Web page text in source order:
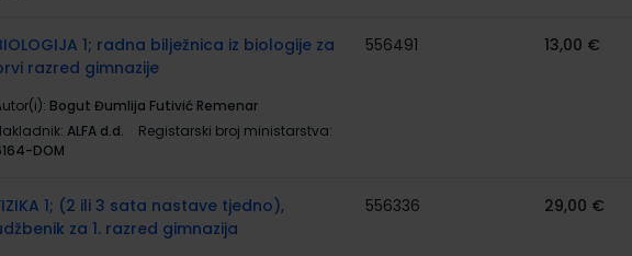
1; radna bilježnica iz biologije za
razred gimnazije
Bogut Đumlija Futivić Remenar
ALFA d.d.
Registarski broj ministarstva:
DOM
556491 13,00 €
1; (2 ili 3 sata nastave tjedno),
za 1. razred gimnazija
556336 29,00 €